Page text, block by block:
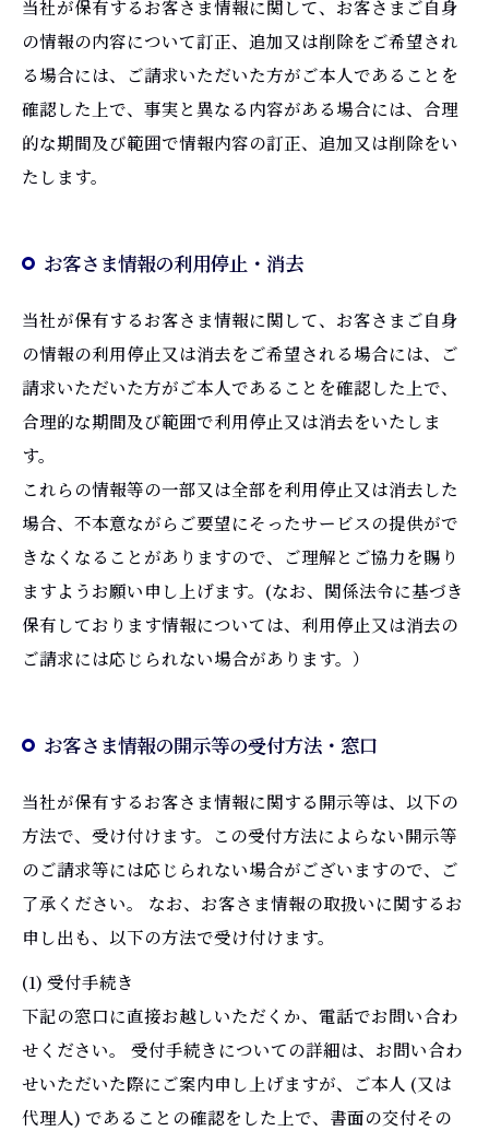
当社が保有するお客さま情報に関して、お客さまご自身
の情報の内容について訂正、追加又は削除をご希望され
る場合には、ご請求いただいた方がご本人であることを
確認した上で、事実と異なる内容がある場合には、合理
的な期間及び範囲で情報内容の訂正、追加又は削除をい
たします。
お客さま情報の利用停止・消去
当社が保有するお客さま情報に関して、お客さまご自身
の情報の利用停止又は消去をご希望される場合には、ご
請求いただいた方がご本人であることを確認した上で、
合理的な期間及び範囲で利用停止又は消去をいたしま
す。
これらの情報等の一部又は全部を利用停止又は消去した
場合、不本意ながらご要望にそったサービスの提供がで
きなくなることがありますので、ご理解とご協力を賜り
ますようお願い申し上げます。(なお、関係法令に基づき
保有しております情報については、利用停止又は消去の
ご請求には応じられない場合があります。）
お客さま情報の開示等の受付方法・窓口
当社が保有するお客さま情報に関する開示等は、以下の
方法で、受け付けます。この受付方法によらない開示等
のご請求等には応じられない場合がございますので、ご
了承ください。 なお、お客さま情報の取扱いに関するお
申し出も、以下の方法で受け付けます。
(1) 受付手続き
下記の窓口に直接お越しいただくか、電話でお問い合わ
せください。 受付手続きについての詳細は、お問い合わ
せいただいた際にご案内申し上げますが、ご本人 (又は
代理人) であることの確認をした上で、書面の交付その